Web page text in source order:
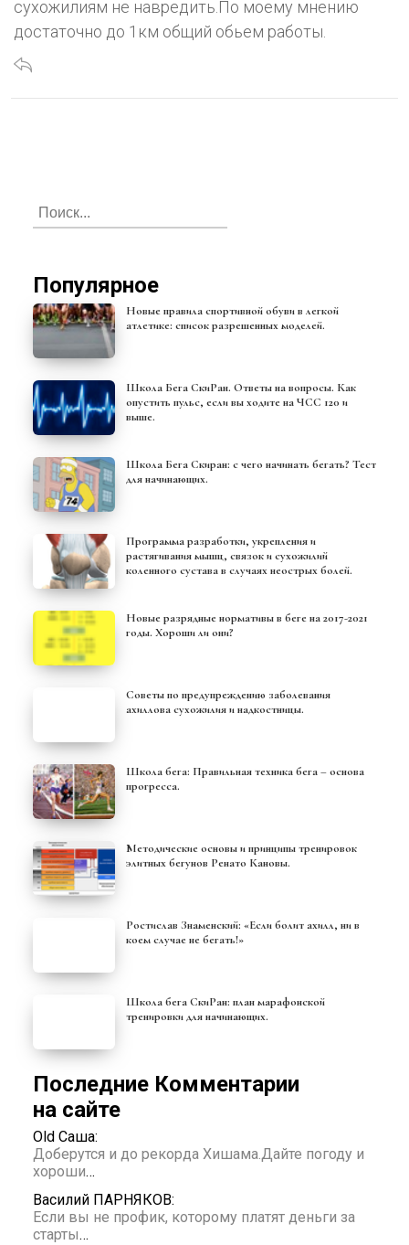
сухожилиям не навредить.По моему мнению
достаточно до 1км общий обьем работы.
Популярное
Новые правила спортивной обуви в легкой
атлетике: список разрешенных моделей.
Школа Бега СкиРан. Ответы на вопросы. Как
опустить пульс, если вы ходите на ЧСС 120 и
выше.
Школа Бега Скиран: с чего начинать бегать? Тест
для начинающих.
Программа разработки, укрепления и
растягивания мышц, связок и сухожилий
коленного сустава в случаях неострых болей.
Новые разрядные нормативы в беге на 2017-2021
годы. Хороши ли они?
Советы по предупреждению заболевания
ахиллова сухожилия и надкостницы.
Школа бега: Правильная техника бега – основа
прогресса.
Методические основы и принципы тренировок
элитных бегунов Ренато Кановы.
Ростислав Знаменский: «Если болит ахилл, ни в
коем случае не бегать!»
Школа бега СкиРан: план марафонской
тренировки для начинающих.
Последние Комментарии
на сайте
Old Саша:
Доберутся и до рекорда Хишама.Дайте погоду и
хороши…
Василий ПАРНЯКОВ:
Если вы не профик, которому платят деньги за
старты…